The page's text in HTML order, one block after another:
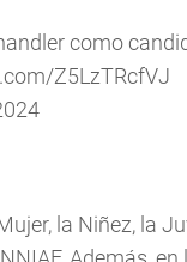
como
Z5LzTRcfVJ
la Niñez, la